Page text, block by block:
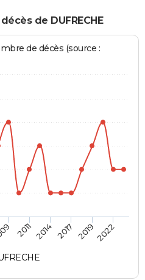
de DUFRECHE
de décès (source :
2011 2014 2017 20192022